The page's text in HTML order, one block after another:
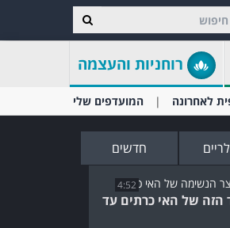
רוחניות והעצמה
לאחרונה המועדפים שלי
חדשים
4:52
הזה של האי כרתים עד